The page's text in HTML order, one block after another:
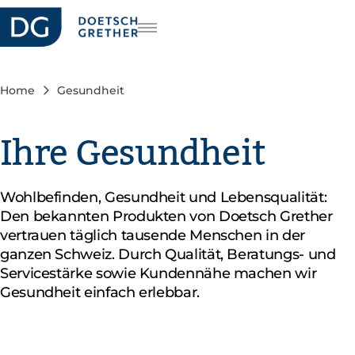
IT
Home Gesundheit
Ihre Gesundheit
Wohlbefinden, Gesundheit und Lebensqualität:
Den bekannten Produkten von Doetsch Grether
vertrauen täglich tausende Menschen in der
ganzen Schweiz. Durch Qualität, Beratungs- und
Servicestärke sowie Kundennähe machen wir
Gesundheit einfach erlebbar.